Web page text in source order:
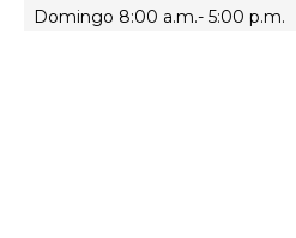
Domingo 8:00 a.m.- 5:00 p.m.